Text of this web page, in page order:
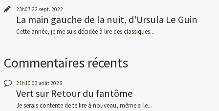
23h07 22 sept. 2022
La main gauche de la nuit, d'Ursula Le Guin
Cette année, je me suis décidée à lire des classiques...
Commentaires récents
21h10 03 août 2026
VertsurRetour du fantôme
Je serais contente de te lire à nouveau, même si le...